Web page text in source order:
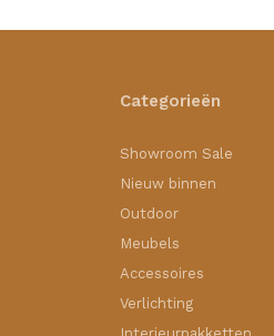
Categorieën
Showroom Sale
Nieuw binnen
Outdoor
Meubels
Accessoires
Verlichting